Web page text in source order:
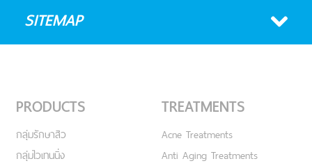
SITEMAP
PRODUCTS
กลุ่มรักษาสิว
กลุ่มไวเทนนิ่ง
TREATMENTS
Acne Treatments
Anti Aging Treatments